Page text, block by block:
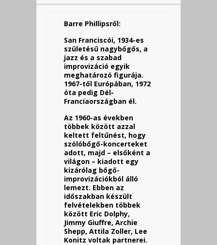
Barre Phillipsről:
San Franciscói, 1934-es
születésű nagybőgős, a
jazz és a szabad
improvizáció egyik
meghatározó figurája.
1967-től Európában, 1972
óta pedig Dél-
Franciaországban él.
Az 1960-as években
többek között azzal
keltett feltűnést, hogy
szólóbőgő-koncerteket
adott, majd – elsőként a
világon – kiadott egy
kizárólag bőgő-
improvizációkból álló
lemezt. Ebben az
időszakban készült
felvételekben többek
között Eric Dolphy,
Jimmy Giuffre, Archie
Shepp, Attila Zoller, Lee
Konitz voltak partnerei.